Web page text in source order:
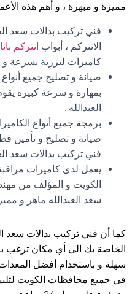
مميزة و مبهرة ، و أهم هذه
فني تركيب بدالات سعد
الانتركم ، أبواب انتركم
كاميرات ليزرية بسرعة و
صيانة و تصليح جميع
بمهارة و سرعة كبيرة
العبدالله .
برمجة جميع أنواع
صيانة و تصليح و تأمين
فني تركيب بدالات سعد
يعمل لدى كاميرات
الكويت و المؤلف من
سعد العبدالله ماهر و
كما أن فني تركيب بدالات سعد
الخاصة بك الى أي مكان ترغب
سهلة و باستخدام أفضل
في جميع محافظات الكويت